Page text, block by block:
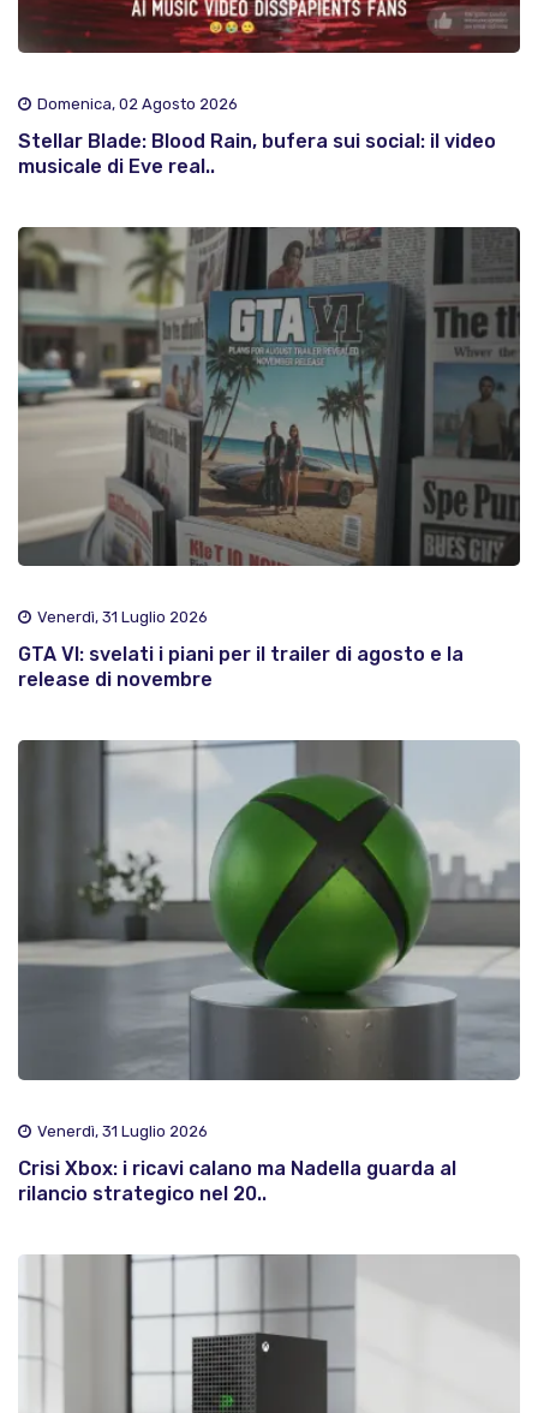
Domenica, 02 Agosto 2026
Stellar Blade: Blood Rain, bufera sui social: il video
musicale di Eve real..
Venerdì, 31 Luglio 2026
GTA VI: svelati i piani per il trailer di agosto e la
release di novembre
Venerdì, 31 Luglio 2026
Crisi Xbox: i ricavi calano ma Nadella guarda al
rilancio strategico nel 20..